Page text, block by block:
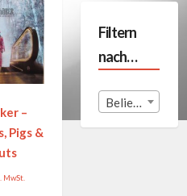
–
Pigs &
MwSt.
Filtern
nach…